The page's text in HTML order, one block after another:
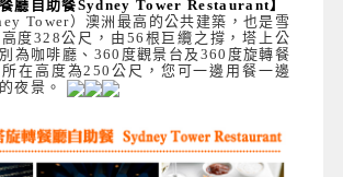
餐廳自助餐Sydney Tower Restaurant】
Tower）澳洲最高的公共建築，也是雪
度328公尺，由56根巨纜之撐，塔上公
為咖啡廳、360度觀景台及360度旋轉餐
在高度為250公尺，您可一邊用餐一邊
夜景。